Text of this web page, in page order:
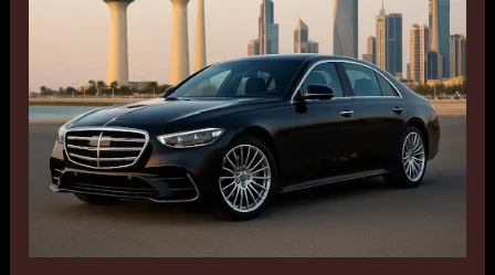
اطلب
تاكسي
الأسطورة
الآن
55179079
سرعة
وأمان